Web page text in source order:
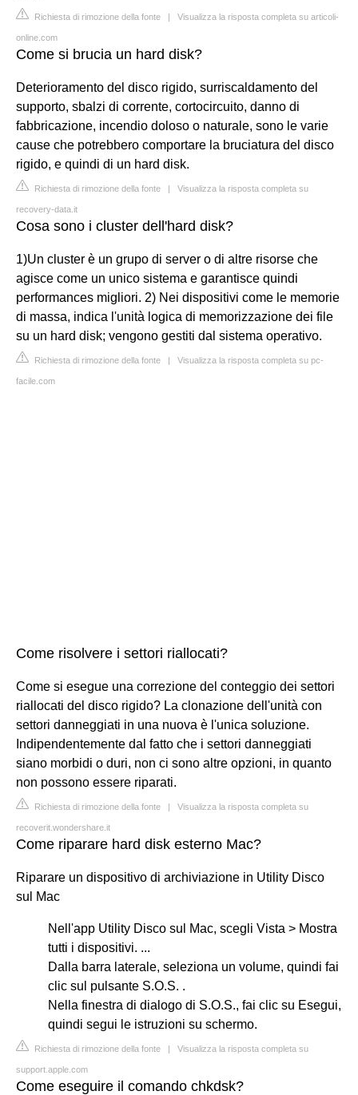
Richiesta di rimozione della fonte | Visualizza la risposta completa su articoli-
online.com
Come si brucia un hard disk?
Deterioramento del disco rigido, surriscaldamento del
supporto, sbalzi di corrente, cortocircuito, danno di
fabbricazione, incendio doloso o naturale, sono le varie
cause che potrebbero comportare la bruciatura del disco
rigido, e quindi di un hard disk.
Richiesta di rimozione della fonte | Visualizza la risposta completa su
recovery-data.it
Cosa sono i cluster dell'hard disk?
1)Un cluster è un grupo di server o di altre risorse che
agisce come un unico sistema e garantisce quindi
performances migliori. 2) Nei dispositivi come le memorie
di massa, indica l'unità logica di memorizzazione dei file
su un hard disk; vengono gestiti dal sistema operativo.
Richiesta di rimozione della fonte | Visualizza la risposta completa su pc-
facile.com
Come risolvere i settori riallocati?
Come si esegue una correzione del conteggio dei settori
riallocati del disco rigido? La clonazione dell'unità con
settori danneggiati in una nuova è l'unica soluzione.
Indipendentemente dal fatto che i settori danneggiati
siano morbidi o duri, non ci sono altre opzioni, in quanto
non possono essere riparati.
Richiesta di rimozione della fonte | Visualizza la risposta completa su
recoverit.wondershare.it
Come riparare hard disk esterno Mac?
Riparare un dispositivo di archiviazione in Utility Disco
sul Mac
Nell'app Utility Disco sul Mac, scegli Vista > Mostra
tutti i dispositivi. ...
Dalla barra laterale, seleziona un volume, quindi fai
clic sul pulsante S.O.S. .
Nella finestra di dialogo di S.O.S., fai clic su Esegui,
quindi segui le istruzioni su schermo.
Richiesta di rimozione della fonte | Visualizza la risposta completa su
support.apple.com
Come eseguire il comando chkdsk?